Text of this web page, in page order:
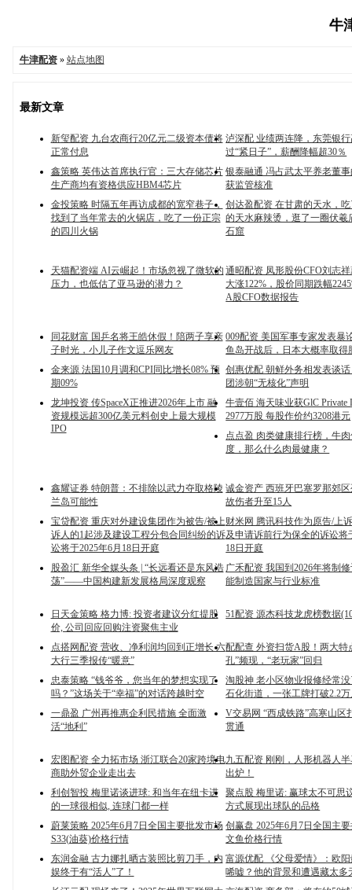
牛
牛津配资» 站点地图
最新文章
新玺配资 九台农商行20亿元二级资本债将
正常付息
泸深配 业绩两连降，东莞银
过“紧日子”，薪酬降幅超30％
鑫策略 英伟达首席执行官：三大存储芯片
生产商均有资格供应HBM4芯片
银泰融通 冯占武太平养老董
获监管核准
金投策略 时隔五年再访成都的宽窄巷子，
找到了当年常去的火锅店，吃了一份正宗
的四川火锅
创达盈配资 在甘肃的天水，
的天水麻辣烫，逛了一圈伏羲
石窟
天猫配资端 AI云崛起！市场忽视了微软的
压力，也低估了亚马逊的潜力？
通昭配资 凤形股份CFO刘志
大涨122%，股价同期跌幅
A股CFO数据报告
同花财富 国乒名将王皓休假！陪两子享亲
子时光，小儿子作文逗乐网友
009配资 美国军事专家发表暴
鱼岛开战后，日本大概率取得
金来源 法国10月调和CPI同比增长08% 预
期09%
创惠优配 朝鲜外务相发表谈
团涉朝“无核化”声明
龙坤投资 传SpaceX正推进2026年上市 融
资规模远超300亿美元料创史上最大规模
IPO
牛壹佰 海天味业获GlC Private
2977万股 每股作价约3208港元
点点盈 肉类健康排行榜，牛
度，那么什么肉最健康？
鑫耀证券 特朗普：不排除以武力夺取格陵
兰岛可能性
诚金资产 西班牙巴塞罗那郊
故伤者升至15人
宝贷配资 重庆对外建设集团作为被告/被上
诉人的1起涉及建设工程分包合同纠纷的诉
讼将于2025年6月18日开庭
财米网 腾讯科技作为原告/上
及申请诉前行为保全的诉讼将
18日开庭
股盈汇 新华全媒头条 | “长远看还是东风浩
荡”——中国构建新发展格局深度观察
广禾配资 我国到2026年将制
能制造国家与行业标准
日天金策略 格力博: 投资者建议分红提股
价, 公司回应回购注资聚焦主业
51配资 源杰科技龙虎榜数据
点搭网配资 营收、净利润均回到正增长 六
大行三季报传“暖意”
配配查 外资扫货A股！两大特
孔”频现，“老玩家”回归
忠泰策略 “钱爷爷，您当年的梦想实现了
吗？”这场关于“幸福”的对话跨越时空
淘股神 老小区物业报修经常
石化街道，一张工牌打破2.2
一鼎盈 广州再推惠企利民措施 全面激
活“地利”
V交易网 “西成铁路”高寒山区
贯通
宏图配资 全力拓市场 浙江联合20家跨境电
商助外贸企业走出去
九五配资 刚刚，人形机器人
出炉！
利创智投 梅里诺谈进球: 和当年在纽卡进
的一球很相似, 连球门都一样
聚点股 梅里诺: 赢球太不可思
方式展现出球队的品格
蔚莱策略 2025年6月7日全国主要批发市场
S33(油葵)价格行情
创赢盘 2025年6月7日全国主
文鱼价格行情
东润金融 古力娜扎晒古装照比剪刀手，内
娱终于有“活人”了！
富源优配 《父母爱情》：欧
唏嘘？他的背景和遭遇藏太多